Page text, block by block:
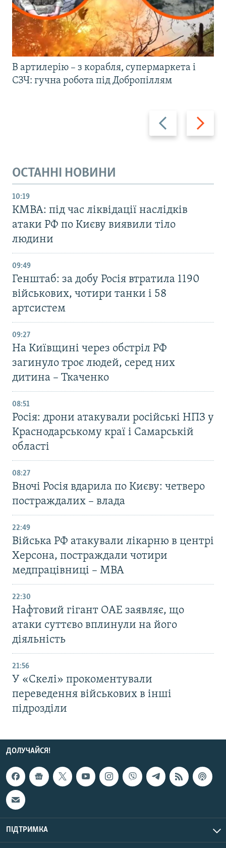
Назад Вперед
В артилерію – з корабля, супермаркета і
СЗЧ: гучна робота під Добропіллям
ОСТАННІ НОВИНИ
10:19
КМВА: під час ліквідації наслідків
атаки РФ по Києву виявили тіло
людини
09:49
Генштаб: за добу Росія втратила 1190
військових, чотири танки і 58
артсистем
09:27
На Київщині через обстріл РФ
загинуло троє людей, серед них
дитина – Ткаченко
08:51
Росія: дрони атакували російські НПЗ у
Краснодарському краї і Самарській
області
08:27
Вночі Росія вдарила по Києву: четверо
постраждалих – влада
22:49
Війська РФ атакували лікарню в центрі
Херсона, постраждали чотири
медпрацівниці – МВА
22:30
Нафтовий гігант ОАЕ заявляє, що
атаки суттєво вплинули на його
діяльність
21:56
У «Скелі» прокоментували
переведення військових в інші
підрозділи
ДОЛУЧАЙСЯ!
ПІДТРИМКА